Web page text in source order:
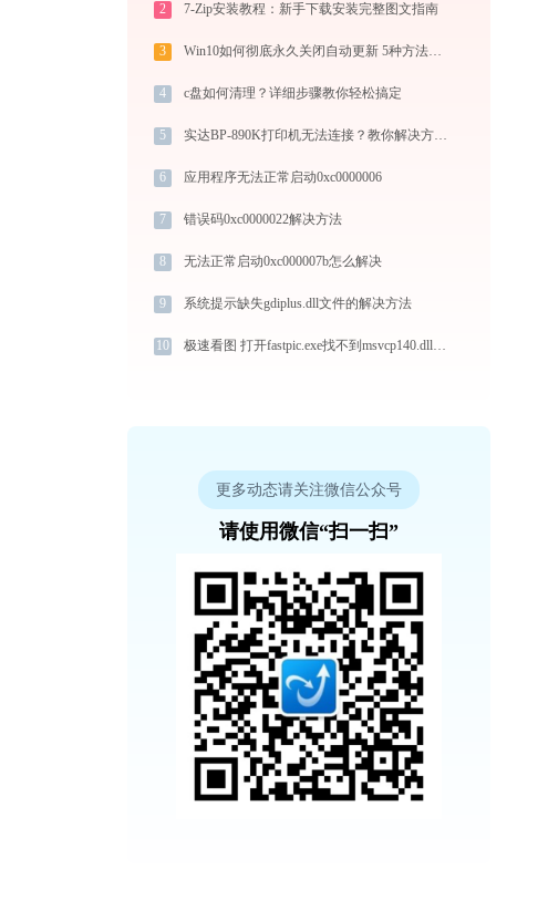
2 7-Zip安装教程：新手下载安装完整图文指南
3 Win10如何彻底永久关闭自动更新 5种方法教你永久关闭win10自动更新
4 c盘如何清理？详细步骤教你轻松搞定
5 实达BP-890K打印机无法连接？教你解决方法 -金山毒霸
6 应用程序无法正常启动0xc0000006
7 错误码0xc0000022解决方法
8 无法正常启动0xc000007b怎么解决
9 系统提示缺失gdiplus.dll文件的解决方法
10 极速看图 打开fastpic.exe找不到msvcp140.dll怎么办
更多动态请关注微信公众号
请使用微信“扫一扫”